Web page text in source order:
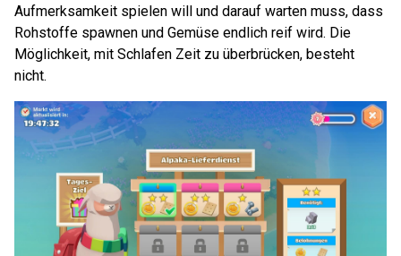
Aufmerksamkeit spielen will und darauf warten muss, dass
Rohstoffe spawnen und Gemüse endlich reif wird. Die
Möglichkeit, mit Schlafen Zeit zu überbrücken, besteht
nicht.